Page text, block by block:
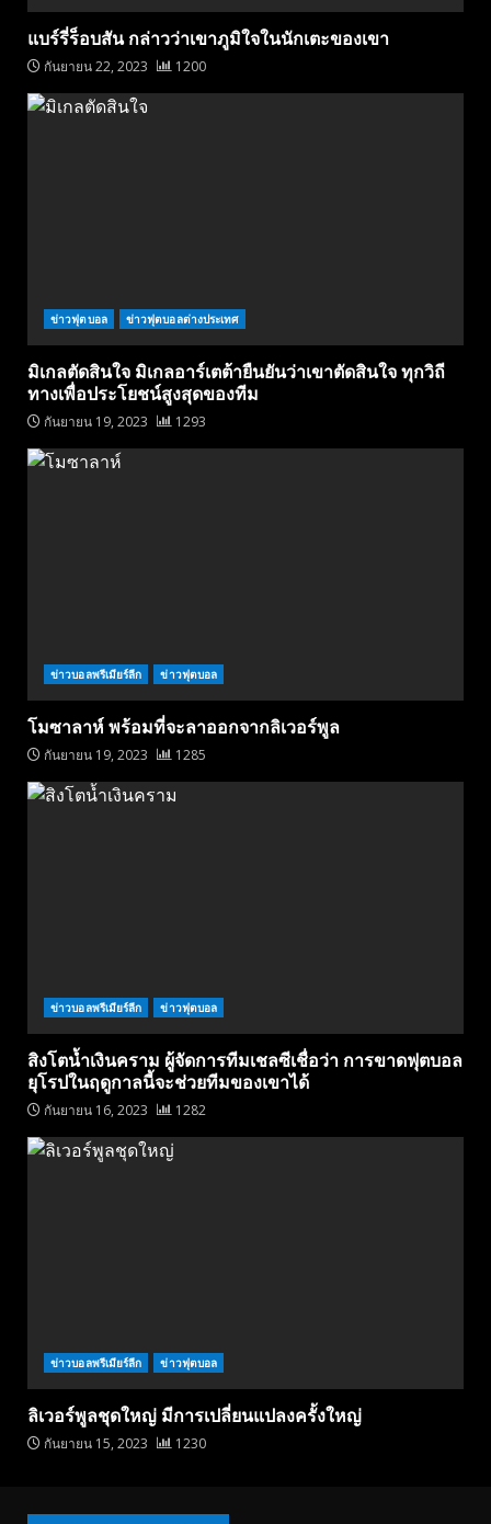
แบร์รี่ร็อบสัน กล่าวว่าเขาภูมิใจในนักเตะของเขา
กันยายน 22, 2023 1200
ข่าวฟุตบอล ข่าวฟุตบอลต่างประเทศ
มิเกลตัดสินใจ มิเกลอาร์เตต้ายืนยันว่าเขาตัดสินใจ ทุกวิถี
ทางเพื่อประโยชน์สูงสุดของทีม
กันยายน 19, 2023 1293
ข่าวบอลพรีเมียร์ลีก ข่าวฟุตบอล
โมซาลาห์ พร้อมที่จะลาออกจากลิเวอร์พูล
กันยายน 19, 2023 1285
ข่าวบอลพรีเมียร์ลีก ข่าวฟุตบอล
สิงโตน้ำเงินคราม ผู้จัดการทีมเชลซีเชื่อว่า การขาดฟุตบอล
ยุโรปในฤดูกาลนี้จะช่วยทีมของเขาได้
กันยายน 16, 2023 1282
ข่าวบอลพรีเมียร์ลีก ข่าวฟุตบอล
ลิเวอร์พูลชุดใหญ่ มีการเปลี่ยนแปลงครั้งใหญ่
กันยายน 15, 2023 1230